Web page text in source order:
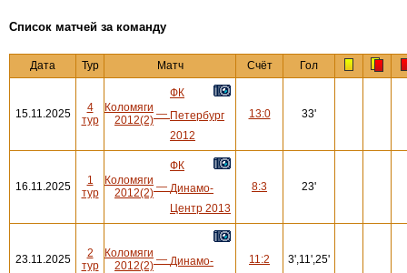
Cписок матчей за команду
Дата Тур Матч Счёт Гол
15.11.2025
4
тур
Коломяги
2012(2) —
ФК
Петербург
2012
13:0 33'
16.11.2025
1
тур
Коломяги
2012(2) —
ФК
Динамо-
Центр 2013
8:3 23'
23.11.2025
2
тур
Коломяги
2012(2) — Динамо-
11:2 3',11',25'